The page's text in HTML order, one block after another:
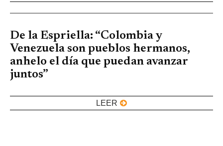
De la Espriella: “Colombia y
Venezuela son pueblos hermanos,
anhelo el día que puedan avanzar
juntos”
LEER